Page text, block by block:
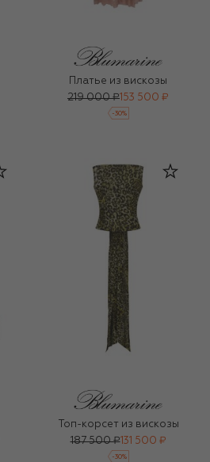
Платье из вискозы
219 000 ₽ 153 500 ₽
-30%
Топ-корсет из вискозы
187 500 ₽131 500 ₽
-30%